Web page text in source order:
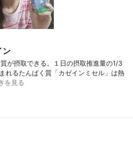
ン
が摂取できる。１日の摂取推進量の1/3
れるたんぱく質「カゼインミセル」は熱
を見る